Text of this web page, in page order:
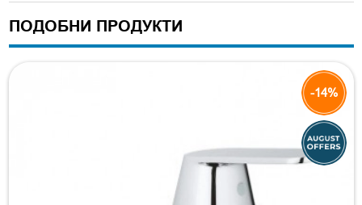
ПОДОБНИ ПРОДУКТИ
-14%